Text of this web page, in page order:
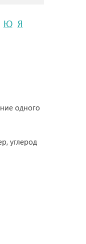
Ю Я
одного
углерод